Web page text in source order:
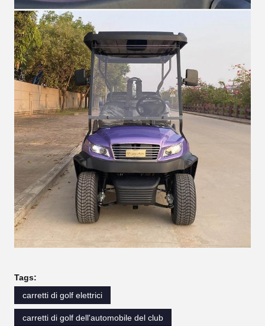
Tags:
carretti di golf elettrici
carretti di golf dell'automobile del club